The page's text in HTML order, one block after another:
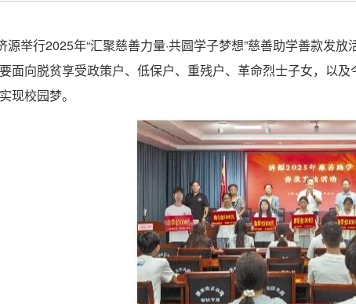
源举行2025年“汇聚慈善力量·共圆学子梦想”慈善助学善款发
面向脱贫享受政策户、低保户、重残户、革命烈士子女，以
现校园梦。